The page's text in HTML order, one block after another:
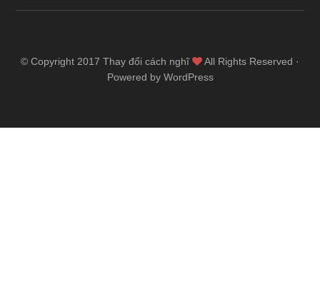
© Copyright 2017 Thay đổi cách nghĩ
All Rights Reserved ·
Powered by WordPress